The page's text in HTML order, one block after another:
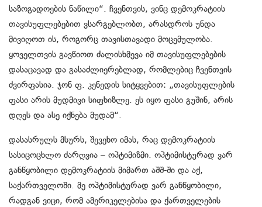
საზოგადოების ნაწილი“. ჩვენთვის, ვინც დემოკრატიის
თავისუფლებებით ვსარგებლობთ, არასდროს უნდა
მივიღოთ ის, როგორც თავისთავადი მოცემულობა.
ყოველთვის გავწიოთ ძალისხმევა იმ თავისუფლებების
დასაცავად და გასაძლიერებლად, რომლებიც ჩვენთვის
ძვირფასია. ჯონ ფ. კენედის სიტყვებით: „თავისუფლების
ფასი არის მუდმივი სიფხიზლე. ეს იყო ფასი გუშინ, არის
დღეს და ასე იქნება მუდამ“.
დასასრულს მსურს, შევეხო იმას, რაც დემოკრატიის
სასიცოცხლო ძარღვია – ოპტიმიზმი. ოპტიმისტურად ვარ
განწყობილი დემოკრატიის მიმართ აშშ-ში და აქ,
საქართველოში. მე ოპტიმისტურად ვარ განწყობილი,
რადგან ვიცი, რომ ამერიკელებისა და ქართველების